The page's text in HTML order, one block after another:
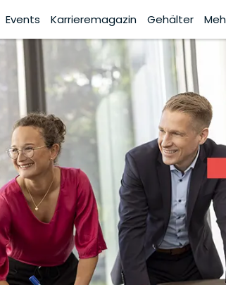
Events Karrieremagazin Gehälter